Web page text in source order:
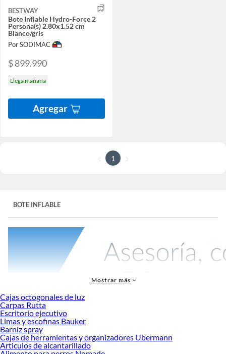
BESTWAY
Bote Inflable Hydro-Force 2
Persona(s) 2.80x1.52 cm
Blanco/gris
Por SODIMAC
$ 899.990
Llega mañana
Agregar
1
BOTE INFLABLE
Unbote inflablees una excelente opción para quienes disfrutan de actividades
acuáticas, ya sea para pescar, explorar lagos y ríos o simplemente para disfrutar
de un paseo tranquilo sobre el agua. Estos botes son ligeros, portátiles y fáciles
de almacenar, lo que los convierte en una opción popular para quienes buscan
Mostrar más
Cajas octogonales de luz
Carpas Rutta
Escritorio ejecutivo
Limas y escofinas Bauker
Barniz spray
Cajas de herramientas y organizadores Ubermann
Articulos de alcantarillado